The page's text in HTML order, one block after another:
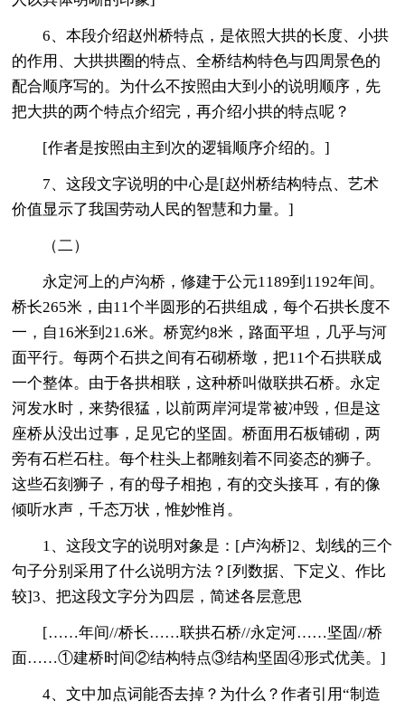
6、本段介绍赵州桥特点，是依照大拱的长度、小拱
的作用、大拱拱圈的特点、全桥结构特色与四周景色的
配合顺序写的。为什么不按照由大到小的说明顺序，先
把大拱的两个特点介绍完，再介绍小拱的特点呢？
[作者是按照由主到次的逻辑顺序介绍的。]
7、这段文字说明的中心是[赵州桥结构特点、艺术
价值显示了我国劳动人民的智慧和力量。]
（二）
永定河上的卢沟桥，修建于公元1189到1192年间。
桥长265米，由11个半圆形的石拱组成，每个石拱长度不
一，自16米到21.6米。桥宽约8米，路面平坦，几乎与河
面平行。每两个石拱之间有石砌桥墩，把11个石拱联成
一个整体。由于各拱相联，这种桥叫做联拱石桥。永定
河发水时，来势很猛，以前两岸河堤常被冲毁，但是这
座桥从没出过事，足见它的坚固。桥面用石板铺砌，两
旁有石栏石柱。每个柱头上都雕刻着不同姿态的狮子。
这些石刻狮子，有的母子相抱，有的交头接耳，有的像
倾听水声，千态万状，惟妙惟肖。
1、这段文字的说明对象是：[卢沟桥]2、划线的三个
句子分别采用了什么说明方法？[列数据、下定义、作比
较]3、把这段文字分为四层，简述各层意思
[……年间//桥长……联拱石桥//永定河……坚固//桥
面……①建桥时间②结构特点③结构坚固④形式优美。]
4、文中加点词能否去掉？为什么？作者引用“制造